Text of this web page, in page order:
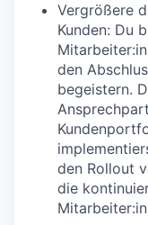
Vergrößere
Kunden: Du
den
begeistern.
den Rollout
die